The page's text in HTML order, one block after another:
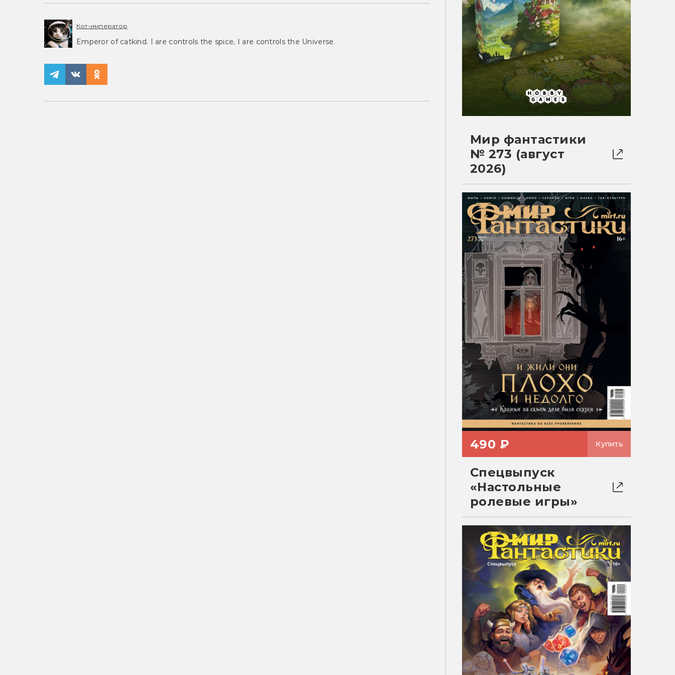
Кот-император
Emperor of catkind. I are controls the spice, I are controls the Universe.
Мир фантастики
№ 273 (август
2026)
490 ₽ Купить
Спецвыпуск
«Настольные
ролевые игры»